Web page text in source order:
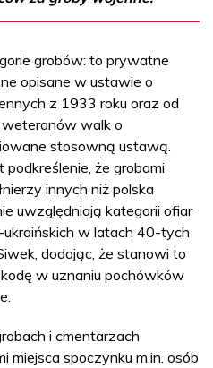
grobów: to prywatne
opisane w ustawie o
z 1933 roku oraz od
weteranów walk o
stosowną ustawą.
że grobami
innych niż polska
uwzględniają kategorii ofiar
w latach 40-tych
dodając, że stanowi to
w uznaniu pochówków
i cmentarzach
miejsca spoczynku m.in. osób